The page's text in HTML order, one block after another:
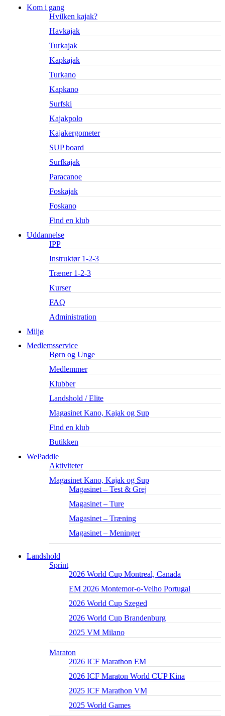
Kom i gang
Hvilken kajak?
Havkajak
Turkajak
Kapkajak
Turkano
Kapkano
Surfski
Kajakpolo
Kajakergometer
SUP board
Surfkajak
Paracanoe
Foskajak
Foskano
Find en klub
Uddannelse
IPP
Instruktør 1-2-3
Træner 1-2-3
Kurser
FAQ
Administration
Miljø
Medlemsservice
Børn og Unge
Medlemmer
Klubber
Landshold / Elite
Magasinet Kano, Kajak og Sup
Find en klub
Butikken
WePaddle
Aktiviteter
Magasinet Kano, Kajak og Sup
Magasinet – Test & Grej
Magasinet – Ture
Magasinet – Træning
Magasinet – Meninger
Landshold
Sprint
2026 World Cup Montreal, Canada
EM 2026 Montemor-o-Velho Portugal
2026 World Cup Szeged
2026 World Cup Brandenburg
2025 VM Milano
Maraton
2026 ICF Marathon EM
2026 ICF Maraton World CUP Kina
2025 ICF Marathon VM
2025 World Games